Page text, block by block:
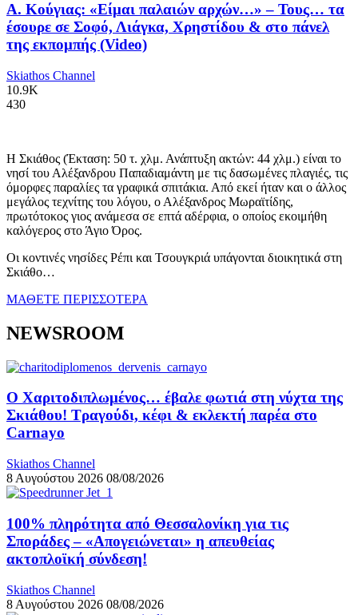
Α. Κούγιας: «Είμαι παλαιών αρχών…» – Τους… τα
έσουρε σε Σοφό, Λιάγκα, Χρηστίδου & στο πάνελ
της εκπομπής (Video)
Skiathos Channel
10.9K
430
Η Σκιάθος (Έκταση: 50 τ. χλμ. Ανάπτυξη ακτών: 44 χλμ.) είναι το
νησί του Αλέξανδρου Παπαδιαμάντη με τις δασωμένες πλαγιές, τις
όμορφες παραλίες τα γραφικά σπιτάκια. Από εκεί ήταν και ο άλλος
μεγάλος τεχνίτης του λόγου, ο Αλέξανδρος Μωραϊτίδης,
πρωτότοκος γιος ανάμεσα σε επτά αδέρφια, ο οποίος εκοιμήθη
καλόγερος στο Άγιο Όρος.
Οι κοντινές νησίδες Ρέπι και Τσουγκριά υπάγονται διοικητικά στη
Σκιάθο…
ΜΑΘΕΤΕ ΠΕΡΙΣΣΟΤΕΡΑ
NEWSROOM
Ο Χαριτοδιπλωμένος… έβαλε φωτιά στη νύχτα της
Σκιάθου! Τραγούδι, κέφι & εκλεκτή παρέα στο
Carnayo
Skiathos Channel
8 Αυγούστου 2026 08/08/2026
100% πληρότητα από Θεσσαλονίκη για τις
Σποράδες – «Απογειώνεται» η απευθείας
ακτοπλοϊκή σύνδεση!
Skiathos Channel
8 Αυγούστου 2026 08/08/2026